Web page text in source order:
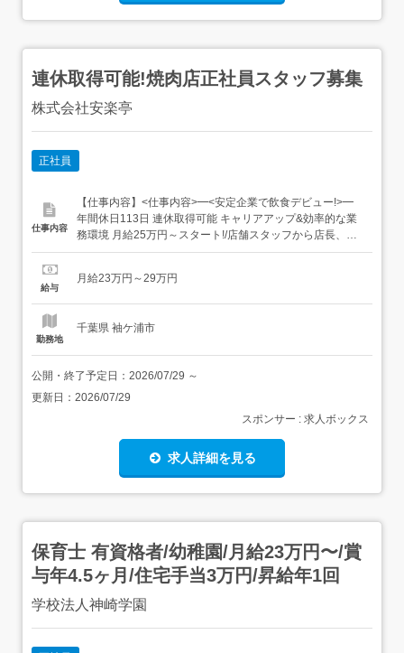
連休取得可能!焼肉店正社員スタッフ募集
株式会社安楽亭
正社員
仕事内容
【仕事内容】<仕事内容>━<安定企業で飲食デビュー!>━
年間休日113日 連休取得可能 キャリアアップ&効率的な業
務環境 月給25万円～スタート!/店舗スタッフから店長、さ
らにエリア長までキャリアの道が広がる!頑張り次第で無限
連休取得や、土日祝休みも相談可能です 効率的な業務環境
給与
月給23万円～29万円
勤務地
千葉県 袖ケ浦市
公開・終了予定日： 2026/07/29 ～
更新日： 2026/07/29
スポンサー : 求人ボックス
求人詳細を見る
保育士 有資格者/幼稚園/月給23万円〜/賞
与年4.5ヶ月/住宅手当3万円/昇給年1回
学校法人神崎学園